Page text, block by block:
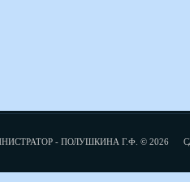
- ПОЛУШКИНА Г.Ф. © 2026